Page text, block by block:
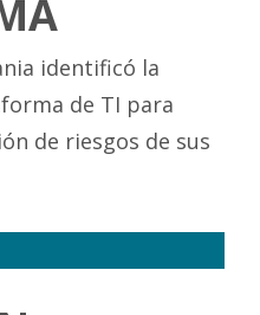
identificó la
de TI para
de riesgos de sus